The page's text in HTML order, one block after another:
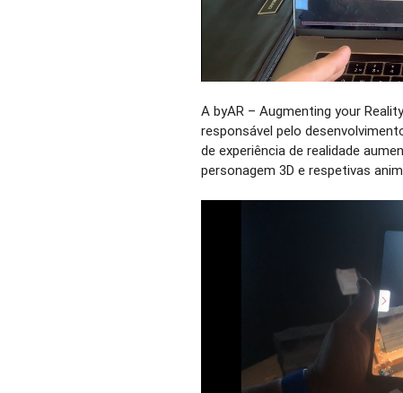
A byAR – Augmenting your
responsável pelo
de experiência de realidade
personagem 3D e respetivas